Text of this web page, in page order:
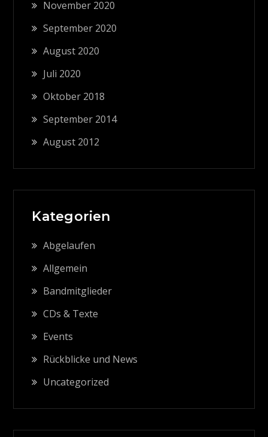
November 2020
September 2020
August 2020
Juli 2020
Oktober 2018
September 2014
August 2012
Kategorien
Abgelaufen
Allgemein
Bandmitglieder
CDs & Texte
Events
Rückblicke und News
Uncategorized